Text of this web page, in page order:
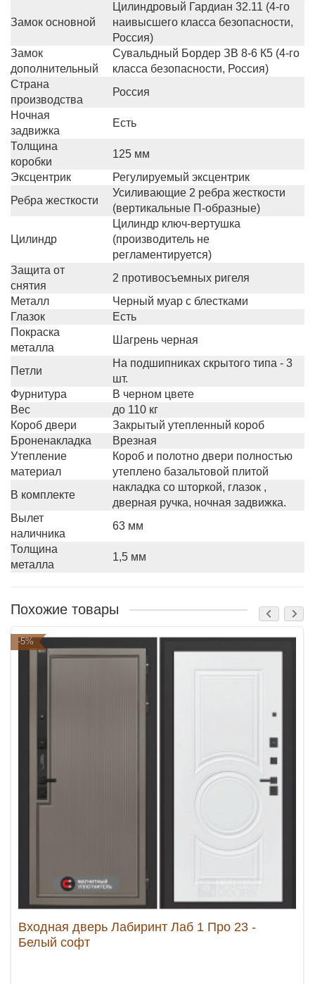
Замок основной
Цилиндровый Гардиан 32.11 (4-го
наивысшего класса безопасности,
Россия)
Замок
дополнительный
Сувальдный Бордер ЗВ 8-6 К5 (4-го
класса безопасности, Россия)
Страна
производства
Россия
Ночная
задвижка
Есть
Толщина
коробки
125 мм
Эксцентрик
Регулируемый эксцентрик
Ребра жесткости
Усиливающие 2 ребра жесткости
(вертикальные П-образные)
Цилиндр
Цилиндр ключ-вертушка
(производитель не
регламентируется)
Защита от
снятия
2 противосъемных ригеля
Металл
Черный муар с блестками
Глазок
Есть
Покраска
металла
Шагрень черная
Петли
На подшипниках скрытого типа - 3
шт.
Фурнитура
В черном цвете
Вес
до 110 кг
Короб двери
Закрытый утепленный короб
Броненакладка
Врезная
Утепление
материал
Короб и полотно двери полностью
утеплено базальтовой плитой
В комплекте
накладка со шторкой, глазок ,
дверная ручка, ночная задвижка.
Вылет
наличника
63 мм
Толщина
металла
1,5 мм
Похожие товары
-5%
Входная дверь Лабиринт Лаб 1 Про 23 -
Белый софт